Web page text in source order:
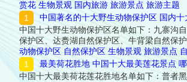
赏花 生物景观 国内旅游 旅游景点 旅游主题
中国著名的十大野生动物保护区 国内
中国十大野生动物保护区名单如下：九寨沟
保护区、达赉湖自然保护区、牛背梁自然保
动物保护区 自然保护区 生物景观 旅游景点
最美荷花胜地 中国十大最美莲花景点
中国十大最美荷花莲花胜地名单如下：普者